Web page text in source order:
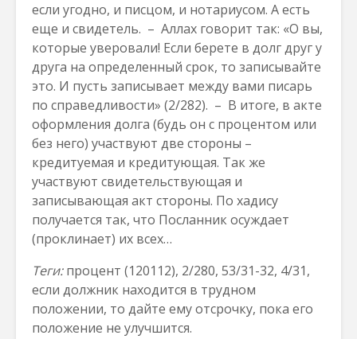
если угодно, и писцом, и нотариусом. А есть
еще и свидетель. – Аллах говорит так: «О вы,
которые уверовали! Если берете в долг друг у
друга на определенный срок, то записывайте
это. И пусть записывает между вами писарь
по справедливости» (2/282). – В итоге, в акте
оформления долга (будь он с процентом или
без него) участвуют две стороны –
кредитуемая и кредитующая. Так же
участвуют свидетельствующая и
записывающая акт стороны. По хадису
получается так, что Посланник осуждает
(проклинает) их всех…
Теги:процент (120112), 2/280, 53/31-32, 4/31,
если должник находится в трудном
положении, то дайте ему отсрочку, пока его
положение не улучшится.